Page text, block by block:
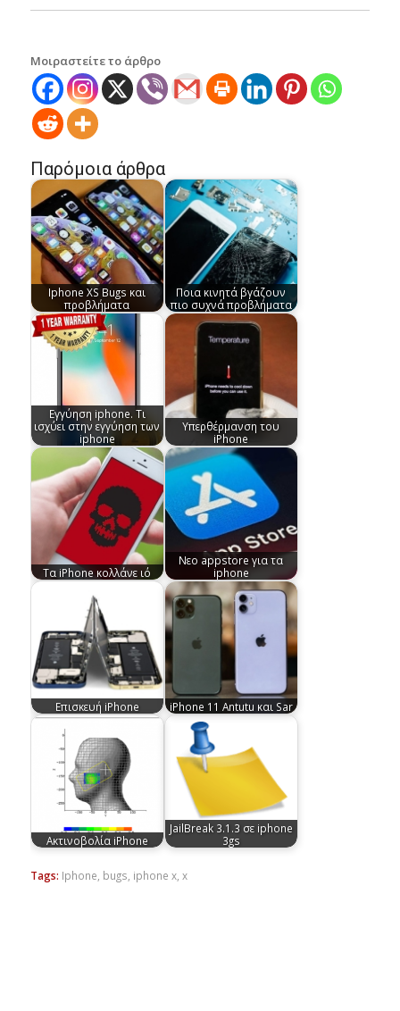
Μοιραστείτε το άρθρο
Παρόμοια άρθρα
Iphone XS Bugs και
προβλήματα
Ποια κινητά βγάζουν
πιο συχνά προβλήματα
Εγγύηση iphone. Τι
ισχύει στην εγγύηση των
iphone
Υπερθέρμανση του
iPhone
Tα iPhone κολλάνε ιό
Nεο appstore για τα
iphone
Επισκευή iPhone iPhone 11 Antutu και Sar
Ακτινοβολία iPhone
JailBreak 3.1.3 σε iphone
3gs
Tags: Iphone, bugs, iphone x, x